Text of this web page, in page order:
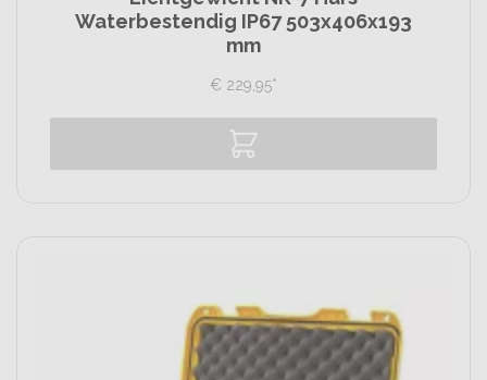
Waterbestendig IP67 503x406x193
mm
€ 229, 95*